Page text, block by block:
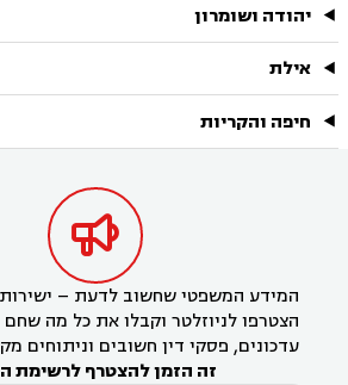
יהודה ושומרון
אילת
חיפה והקריות

המידע המשפטי שחשוב לדעת –
הצטרפו לניוזלטר וקבלו את כל מה
עדכונים, פסקי דין חשובים וניתוחים
זה הזמן להצטרף לרשימת